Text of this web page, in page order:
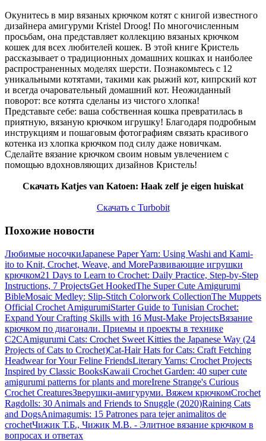
Окунитесь в мир вязаных крючком котят с книгой известного
дизайнера амигуруми Kristel Droog! По многочисленным
просьбам, она представляет коллекцию вязаных крючком
кошек для всех любителей кошек. В этой книге Кристель
рассказывает о традиционных домашних кошках и наиболее
распространенных моделях шерсти. Познакомьтесь с 12
уникальными котятами, такими как рыжий кот, кипрский кот
и всегда очаровательный домашний кот. Неожиданный
поворот: все котята сделаны из чистого хлопка!
Представьте себе: ваша собственная кошка превратилась в
приятную, вязаную крючком игрушку! Благодаря подробным
инструкциям и пошаговым фотографиям связать красивого
котенка из хлопка крючком под силу даже новичкам.
Сделайте вязание крючком своим новым увлечением с
помощью вдохновляющих дизайнов Кристель!
Скачать Katjes van Katoen: Haak zelf je eigen huiskat
Скачать с Turbobit
Похожие новости
Любимые носочкиJapanese Paper Yarn: Using Washi and Kami-
ito to Knit, Crochet, Weave, and MoreРазвивающие игрушки
крючком21 Days to Learn to Crochet: Daily Practice, Step-by-Step
Instructions, 7 ProjectsGet HookedThe Super Cute Amigurumi
BibleMosaic Medley: Slip-Stitch Colorwork CollectionThe Muppets
Official Crochet AmigurumiStarter Guide to Tunisian Crochet:
Expand Your Crafting Skills with 16 Must-Make ProjectsВязание
крючком по диагонали. Приемы и проекты в технике
С2СAmigurumi Cats: Crochet Sweet Kitties the Japanese Way (24
Projects of Cats to Crochet)Cat-Hair Hats for Cats: Craft Fetching
Headwear for Your Feline FriendsLiterary Yarns: Crochet Projects
Inspired by Classic BooksKawaii Crochet Garden: 40 super cute
amigurumi patterns for plants and moreIrene Strange's Curious
Crochet CreaturesЗверушки-амигуруми. Вяжем крючкомCrochet
Ragdolls: 30 Animals and Friends to Snuggle (2020)Raining Cats
and DogsAnimagumis: 15 Patrones para tejer animalitos de
crochetЧижик Т.Б., Чижик М.В. - Элитное вязание крючком в
вопросах и ответах